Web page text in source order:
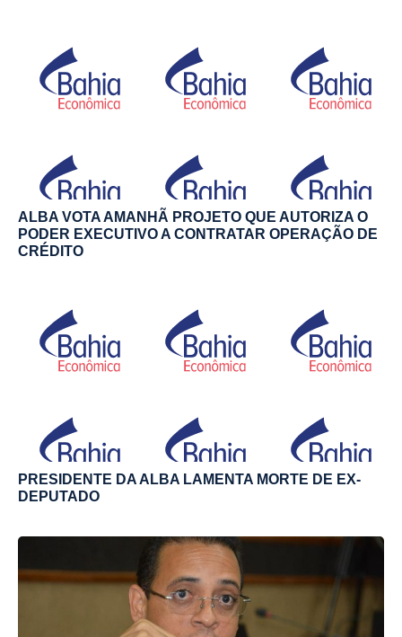
ALBA VOTA AMANHÃ PROJETO QUE AUTORIZA O
PODER EXECUTIVO A CONTRATAR OPERAÇÃO DE
CRÉDITO
PRESIDENTE DA ALBA LAMENTA MORTE DE EX-
DEPUTADO